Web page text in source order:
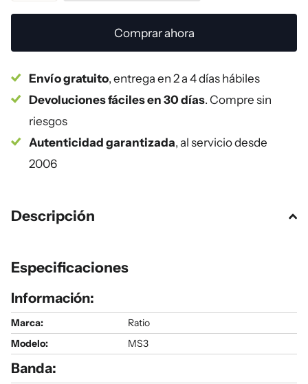
Comprar ahora
Envío gratuito, entrega en 2 a 4 días hábiles
Devoluciones fáciles en 30 días. Compre sin
riesgos
Autenticidad garantizada, al servicio desde
2006
Descripción
Especificaciones
Información:
Marca:
Ratio
Modelo: MS3
Banda: